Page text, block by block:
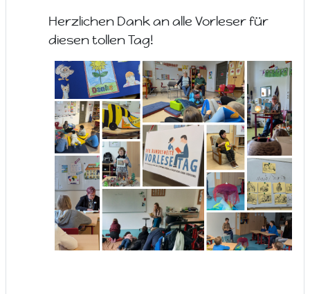
Herzlichen Dank an alle Vorleser für
diesen tollen Tag!